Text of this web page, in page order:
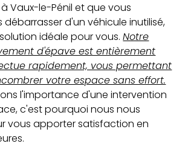
Vaux-le-Pénil et que vous
d'un véhicule inutilisé,
idéale pour vous.Notre
d'épave est entièrement
rapidement, vous permettant
votre espace sans effort.
l'importance d'une intervention
c'est pourquoi nous nous
vous apporter satisfaction en